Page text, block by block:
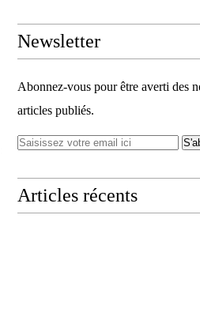
Newsletter
Abonnez-vous pour être averti des
articles publiés.
Articles récents